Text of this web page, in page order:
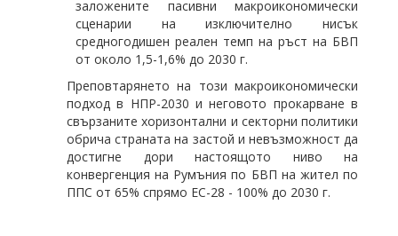
заложените пасивни макроикономически
сценарии на изключително нисък
средногодишен реален темп на ръст на БВП
от около 1,5-1,6% до 2030 г.
Преповтарянето на този макроикономически
подход в НПР-2030 и неговото прокарване в
свързаните хоризонтални и секторни политики
обрича страната на застой и невъзможност да
достигне дори настоящото ниво на
конвергенция на Румъния по БВП на жител по
ППС от 65% спрямо ЕС-28 - 100% до 2030 г.